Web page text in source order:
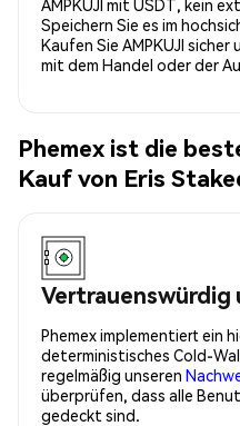
AMPKUJI mit USDT, kein
Speichern Sie es im
Kaufen Sie AMPKUJI
mit dem Handel oder der
Phemex ist die
Kauf von Eris
Vertrauenswürdig
Phemex implementiert ein
deterministisches Cold-
regelmäßig unseren
überprüfen, dass alle
gedeckt sind.